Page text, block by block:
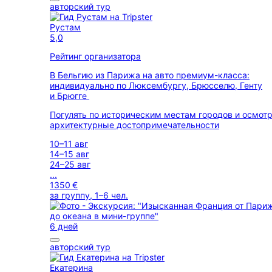
авторский тур
Рустам
5,0
Рейтинг организатора
В Бельгию из Парижа на авто премиум-класса:
индивидуально по Люксембургу, Брюсселю, Генту
и Брюгге
Погулять по историческим местам городов и
архитектурные достопримечательности
10–11 авг
14–15 авг
24–25 авг
...
1350 €
за группу, 1–6 чел.
6 дней
авторский тур
Екатерина